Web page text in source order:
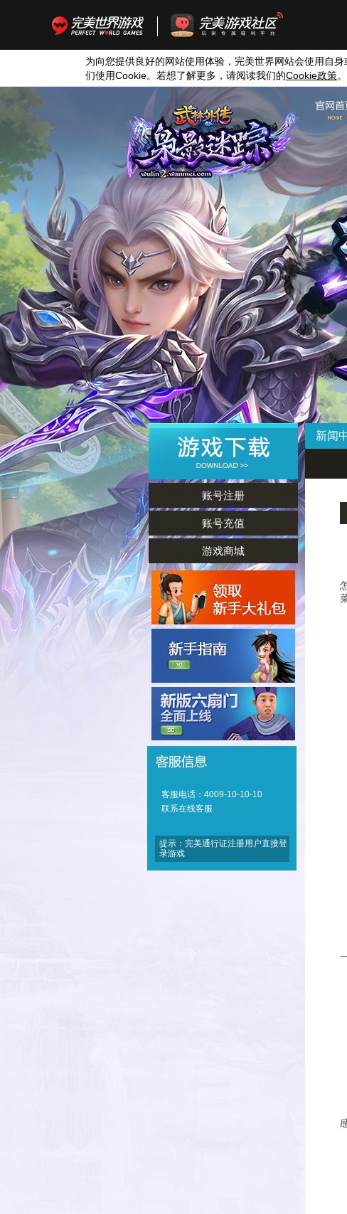
为向您提供良好的网站使用体验，完美世界网站会使用自身
们使用Cookie。若想了解更多，请阅读我们的Cookie政策。
账号注册
账号充值
游戏商城
客服电话：4009-10-10-10
联系在线客服
提示：完美通行证注册用户直接登
录游戏
新闻